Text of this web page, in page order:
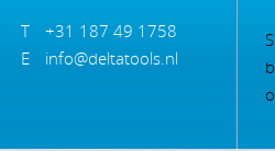
T
+31 187 49 1758
E
info@deltatools.nl